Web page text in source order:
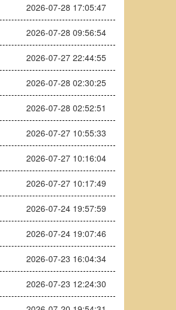
2026-07-28 17:05:47
2026-07-28 09:56:54
2026-07-27 22:44:55
2026-07-28 02:30:25
2026-07-28 02:52:51
2026-07-27 10:55:33
2026-07-27 10:16:04
2026-07-27 10:17:49
2026-07-24 19:57:59
2026-07-24 19:07:46
2026-07-23 16:04:34
2026-07-23 12:24:30